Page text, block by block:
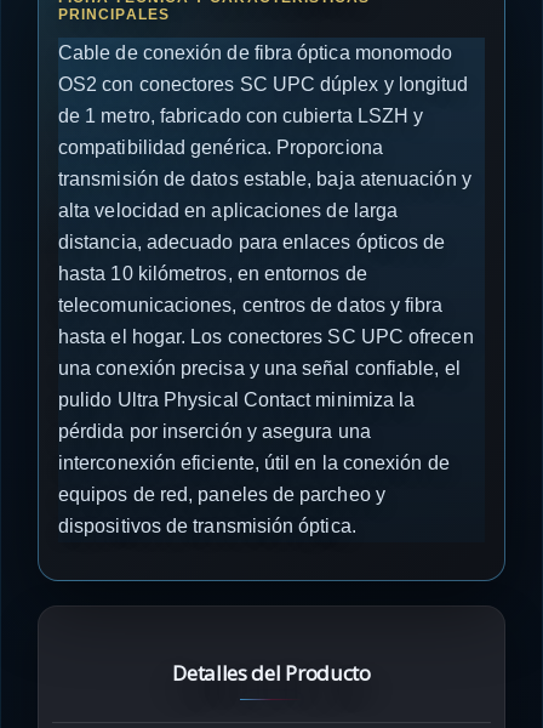
Cable de conexión de fibra óptica monomodo
OS2 con conectores SC UPC dúplex y longitud
de 1 metro, fabricado con cubierta LSZH y
compatibilidad genérica. Proporciona
transmisión de datos estable, baja atenuación y
alta velocidad en aplicaciones de larga
distancia, adecuado para enlaces ópticos de
hasta 10 kilómetros, en entornos de
telecomunicaciones, centros de datos y fibra
hasta el hogar. Los conectores SC UPC ofrecen
una conexión precisa y una señal confiable, el
pulido Ultra Physical Contact minimiza la
pérdida por inserción y asegura una
interconexión eficiente, útil en la conexión de
equipos de red, paneles de parcheo y
dispositivos de transmisión óptica.
Detalles del Producto